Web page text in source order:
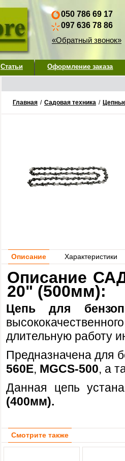
050 786 69 17
097 636 78 86
«Обратный звонок»
Статьи Оформление заказа
Главная / Садовая техника /
Описание Характеристики
Описание
20" (500мм):
Цепь для
длительную работу
Предназначена для
560E, MGCS-500, а
Данная цепь
(400мм).
Смотрите также